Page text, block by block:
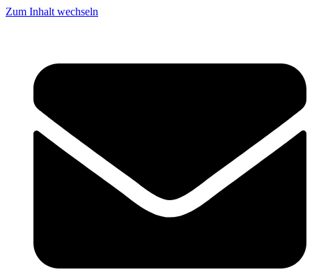
Zum Inhalt wechseln